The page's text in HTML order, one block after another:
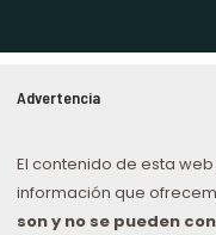
Advertencia
El contenido de esta
información que
son y no se pueden